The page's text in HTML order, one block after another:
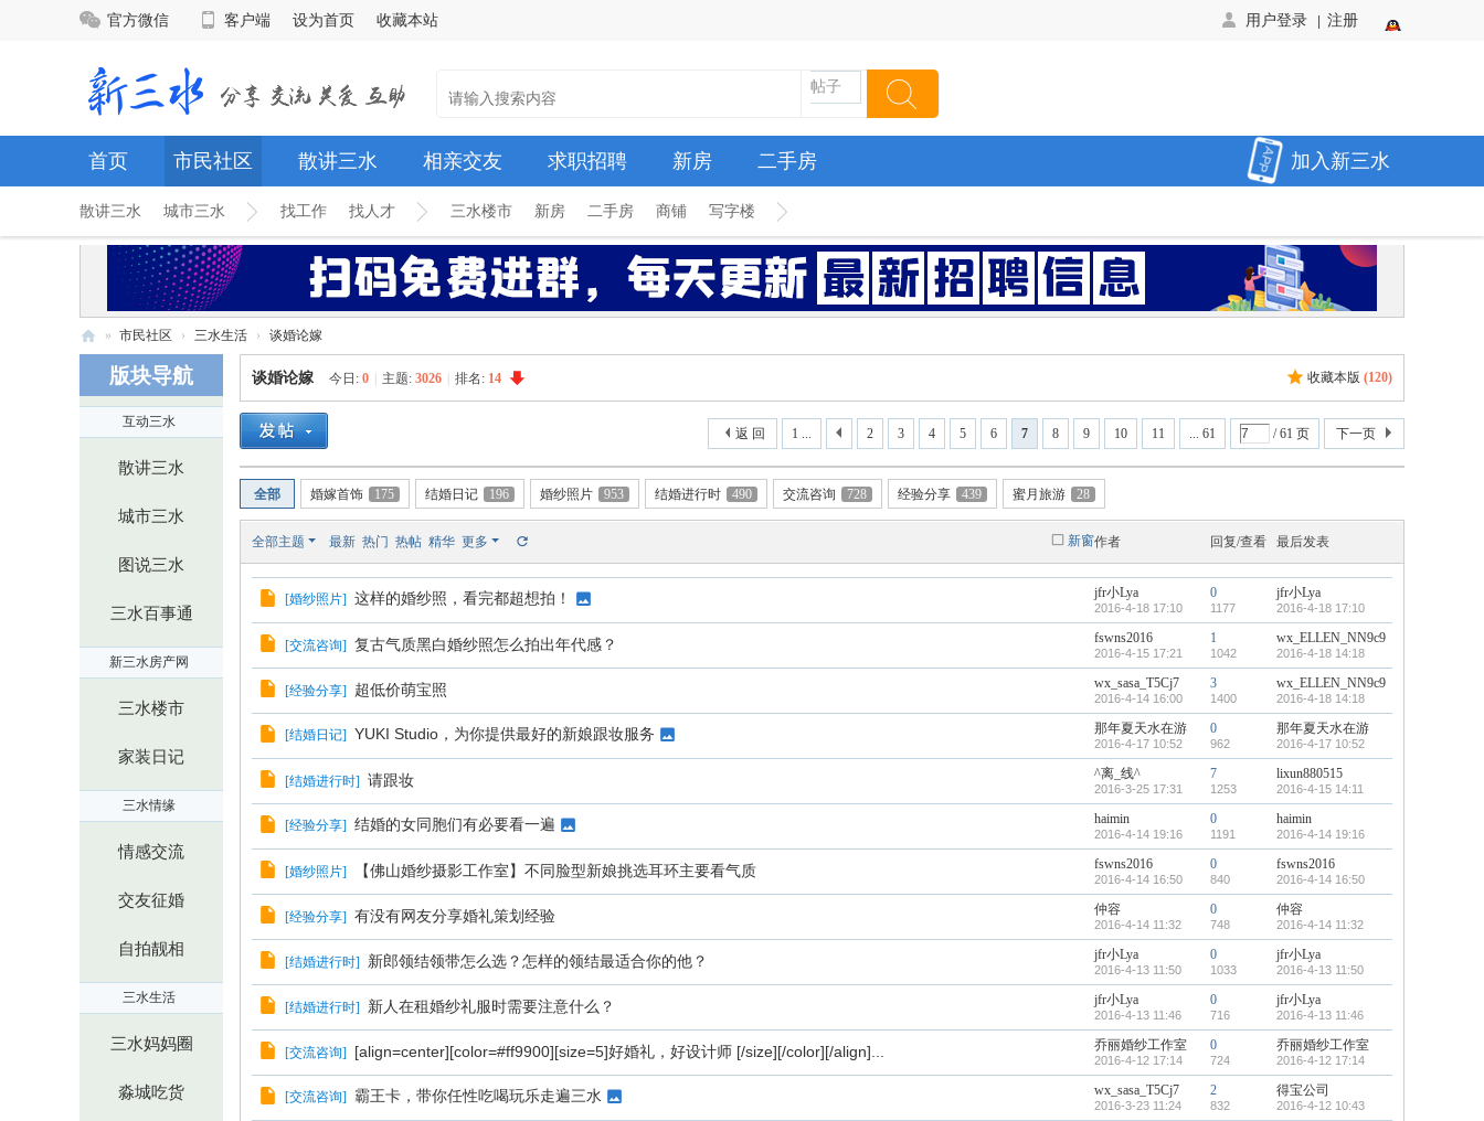
官方微信 客户端 设为首页 收藏本站 用户登录 注册
帖子
首页 市民社区 散讲三水 相亲交友 求职招聘 新房 二手房 加入新三水
散讲三水 城市三水 找工作 找人才 三水楼市 新房 二手房 商铺 写字楼
三
» 市民社区 › 三水生活 › 谈婚论嫁
版块导航
互动三水
散讲三水
城市三水
图说三水
三水百事通
新三水房产网
三水楼市
家装日记
三水情缘
情感交流
交友征婚
自拍靓相
三水生活
三水妈妈圈
淼城吃货
收藏本版 (120)
谈婚论嫁 今日: 0 主题: 3026 排名: 14
1 ... 2 3 4 5 6 7 8 9 10 11 ... 61 / 61 页 下一页
返 回
全部 婚嫁首饰 175 结婚日记 196 婚纱照片 953 结婚进行时 490 交流咨询 728 经验分享 439 蜜月旅游 28
新窗
全部主题 最新 热门 热帖 精华 更多 作者 回复/查看 最后发表
[婚纱照片] 这样的婚纱照，看完都超想拍！ jfr小Lya
2016-4-18 17:10
0
1177
jfr小Lya
2016-4-18 17:10
[交流咨询] 复古气质黑白婚纱照怎么拍出年代感？ fswns2016
2016-4-15 17:21
1
1042
wx_ELLEN_NN9c9
2016-4-18 14:18
[经验分享] 超低价萌宝照 wx_sasa_T5Cj7
2016-4-14 16:00
3
1400
wx_ELLEN_NN9c9
2016-4-18 14:18
[结婚日记] YUKI Studio，为你提供最好的新娘跟妆服务 那年夏天水在游
2016-4-17 10:52
0
962
那年夏天水在游
2016-4-17 10:52
[结婚进行时] 请跟妆 ^离_线^
2016-3-25 17:31
7
1253
lixun880515
2016-4-15 14:11
[经验分享] 结婚的女同胞们有必要看一遍 haimin
2016-4-14 19:16
0
1191
haimin
2016-4-14 19:16
[婚纱照片] 【佛山婚纱摄影工作室】不同脸型新娘挑选耳环主要看气质 fswns2016
2016-4-14 16:50
0
840
fswns2016
2016-4-14 16:50
[经验分享] 有没有网友分享婚礼策划经验 仲容
2016-4-14 11:32
0
748
仲容
2016-4-14 11:32
[结婚进行时] 新郎领结领带怎么选？怎样的领结最适合你的他？ jfr小Lya
2016-4-13 11:50
0
1033
jfr小Lya
2016-4-13 11:50
[结婚进行时] 新人在租婚纱礼服时需要注意什么？ jfr小Lya
2016-4-13 11:46
0
716
jfr小Lya
2016-4-13 11:46
[交流咨询] [align=center][color=#ff9900][size=5]好婚礼，好设计师 [/size][/color][/align]... 乔丽婚纱工作室
2016-4-12 17:14
0
724
乔丽婚纱工作室
2016-4-12 17:14
[交流咨询] 霸王卡，带你任性吃喝玩乐走遍三水 wx_sasa_T5Cj7
2016-3-23 11:24
2
832
得宝公司
2016-4-12 10:43